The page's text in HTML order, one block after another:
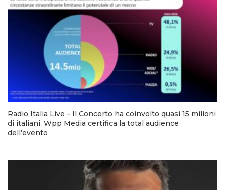
Radio Italia Live – Il Concerto ha coinvolto quasi 15 milioni
di italiani. Wpp Media certifica la total audience
dell’evento